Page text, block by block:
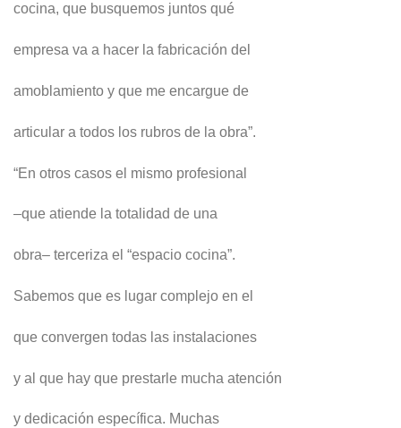
cocina, que busquemos juntos qué
empresa va a hacer la fabricación del
amoblamiento y que me encargue de
articular a todos los rubros de la obra”.
“En otros casos el mismo profesional
–que atiende la totalidad de una
obra– terceriza el “espacio cocina”.
Sabemos que es lugar complejo en el
que convergen todas las instalaciones
y al que hay que prestarle mucha atención
y dedicación específica. Muchas